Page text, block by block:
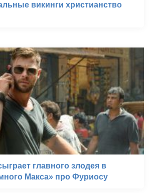
викинги христианство
главного злодея в
Макса» про Фуриосу